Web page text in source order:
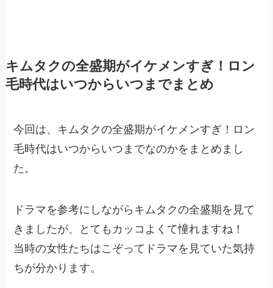
キムタクの全盛期がイケメンすぎ！ロン
毛時代はいつからいつまでまとめ
今回は、キムタクの全盛期がイケメンすぎ！ロン
毛時代はいつからいつまでなのかをまとめまし
た。
ドラマを参考にしながらキムタクの全盛期を見て
きましたが、とてもカッコよくて憧れますね！
当時の女性たちはこぞってドラマを見ていた気持
ちが分かります。